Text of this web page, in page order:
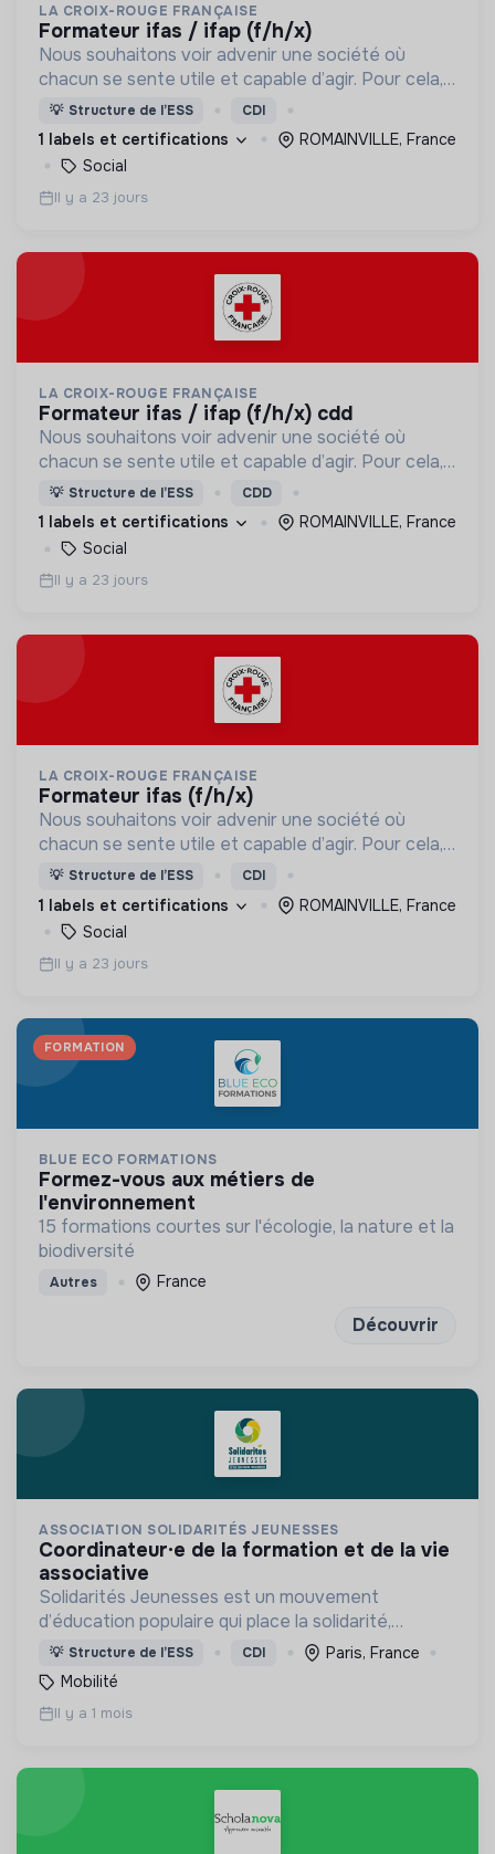
LA CROIX-ROUGE FRANÇAISE
formateur ifas / ifap (f/h/x)
Nous souhaitons voir advenir une société où
chacun se sente utile et capable d’agir. Pour cela,
nous proposons des moyens et des lieux
d’engagement innovants et adaptés à tous.
💡 Structure de l’ESS CDI
1 labels et certifications
ROMAINVILLE, France
Social
Il y a 23 jours
LA CROIX-ROUGE FRANÇAISE
formateur ifas / ifap (f/h/x) cdd
Nous souhaitons voir advenir une société où
chacun se sente utile et capable d’agir. Pour cela,
nous proposons des moyens et des lieux
d’engagement innovants et adaptés à tous.
💡 Structure de l’ESS CDD
1 labels et certifications
ROMAINVILLE, France
Social
Il y a 23 jours
LA CROIX-ROUGE FRANÇAISE
formateur ifas (f/h/x)
Nous souhaitons voir advenir une société où
chacun se sente utile et capable d’agir. Pour cela,
nous proposons des moyens et des lieux
d’engagement innovants et adaptés à tous.
💡 Structure de l’ESS CDI
1 labels et certifications
ROMAINVILLE, France
Social
Il y a 23 jours
FORMATION
BLUE ECO FORMATIONS
formez-vous aux métiers de
l'environnement
15 formations courtes sur l'écologie, la nature et la
biodiversité
Autres France
Découvrir
ASSOCIATION SOLIDARITÉS JEUNESSES
coordinateur·e de la formation et de la vie
associative
Solidarités Jeunesses est un mouvement
d’éducation populaire qui place la solidarité,
l’engagement bénévole et la volonté politique au
cœur de son projet.
💡 Structure de l’ESS CDI
Paris, France
Mobilité
Il y a 1 mois